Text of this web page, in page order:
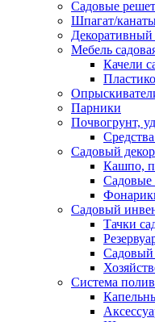
Садовые
Шпагат/
Мебель
Качели
Парники
Почвогрунт,
Садовый декор
Кашпо,
Садовый
Тачки
Садовый
Система